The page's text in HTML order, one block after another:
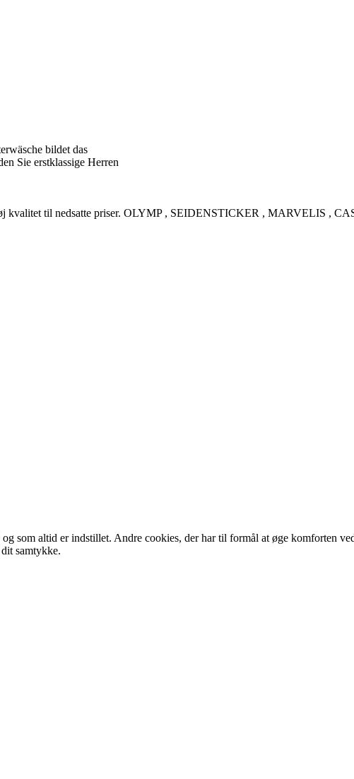
bildet das
Sie erstklassige Herren
kvalitet til nedsatte priser. OLYMP , SEIDENSTICKER , MARVELIS ,
som altid er indstillet. Andre cookies, der har til formål at øge komforten
samtykke.